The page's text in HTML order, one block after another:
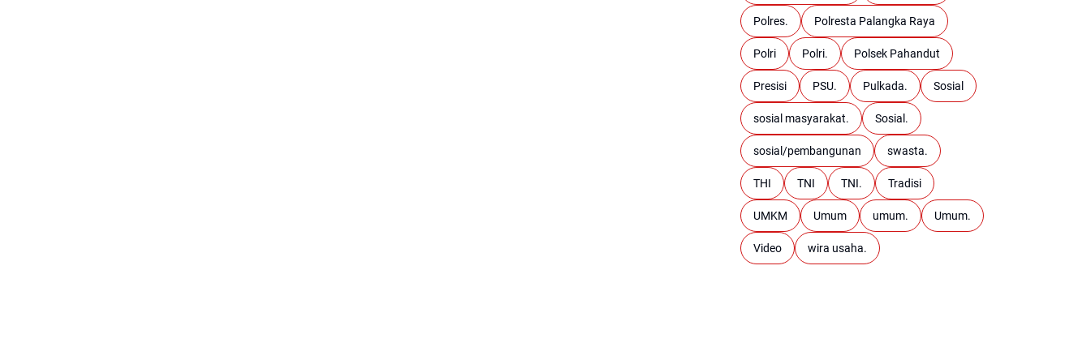
Polres. Polresta Palangka Raya
Polri Polri. Polsek Pahandut
Presisi PSU. Pulkada. Sosial
sosial masyarakat. Sosial.
sosial/pembangunan swasta.
THI TNI TNI. Tradisi
UMKM Umum umum. Umum.
Video wira usaha.